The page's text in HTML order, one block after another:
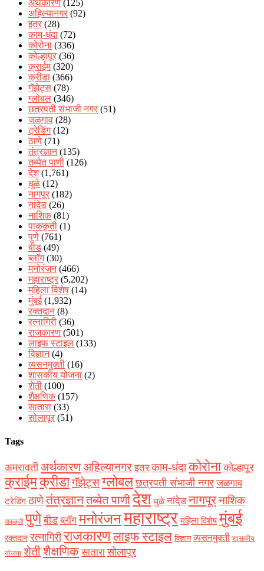
अर्थकारण (125)
अहिल्यानगर (92)
इतर (28)
काम-धंदा (72)
कोरोना (336)
कोल्हापूर (36)
क्राईम(320)
क्रीडा (366)
गॅझेट्स (78)
ग्लोबल (346)
छत्रपती संभाजी नगर (51)
जळगाव (28)
ट्रेडिंग(12)
ठाणे (71)
तंत्रज्ञान(135)
तब्येत पाणी (126)
देश(1,761)
धुळे (12)
नागपूर (182)
नांदेड (26)
नाशिक (81)
पाककृती (1)
पुणे (761)
बीड (49)
ब्लॉग(30)
मनोरंजन(466)
महाराष्ट्र (5,202)
महिला विशेष (14)
मुंबई(1,932)
रक्‍तदान(8)
रत्नागिरी (36)
राजकारण (501)
लाइफ स्टाइल (133)
विज्ञान(4)
व्यसनमुक्ती (16)
शासकीय योजना (2)
शेती (100)
शैक्षणिक (157)
सातारा (33)
सोलापूर (51)
Tags
अमरावती अर्थकारणअहिल्यानगर इतर काम-धंदाकोरोना कोल्हापूर
क्राईमक्रीडागॅझेट्सग्लोबल छत्रपती संभाजी नगर जळगाव
ट्रेडिंग ठाणेतंत्रज्ञानतब्येत पाणीदेश धुळे नांदेड नागपूरनाशिक
पाककृती पुणे बीड ब्लॉग मनोरंजनमहाराष्ट्र महिला विशेष मुंबई
रक्‍तदान रत्नागिरी राजकारणलाइफ स्टाइल विज्ञान व्यसनमुक्ती शासकीय
योजना शेतीशैक्षणिक सातारा सोलापूर